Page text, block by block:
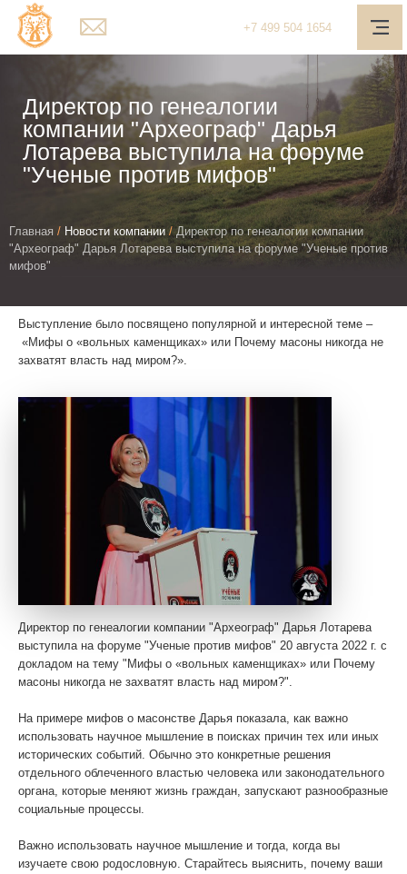
+7 499 504 1654
О компании
Наш подход
Медиа-центр
Полезное
Контакты
Личный кабинет
Telegram
WhatsApp
Директор по генеалогии
компании "Археограф" Дарья
Лотарева выступила на форуме
"Ученые против мифов"
You
are
Главная / Новости компании / Директор по генеалогии компании
"Археограф" Дарья Лотарева выступила на форуме "Ученые против
мифов"
Выступление было посвящено популярной и интересной теме –
«Мифы о «вольных каменщиках» или Почему масоны никогда не
захватят власть над миром?».
Директор по генеалогии компании "Археограф" Дарья Лотарева
выступила на форуме "Ученые против мифов" 20 августа 2022 г. с
докладом на тему "Мифы о «вольных каменщиках» или Почему
масоны никогда не захватят власть над миром?".
На примере мифов о масонстве Дарья показала, как важно
использовать научное мышление в поисках причин тех или иных
исторических событий. Обычно это конкретные решения
отдельного облеченного властью человека или законодательного
органа, которые меняют жизнь граждан, запускают разнообразные
социальные процессы.
Важно использовать научное мышление и тогда, когда вы
изучаете свою родословную. Старайтесь выяснить, почему ваши